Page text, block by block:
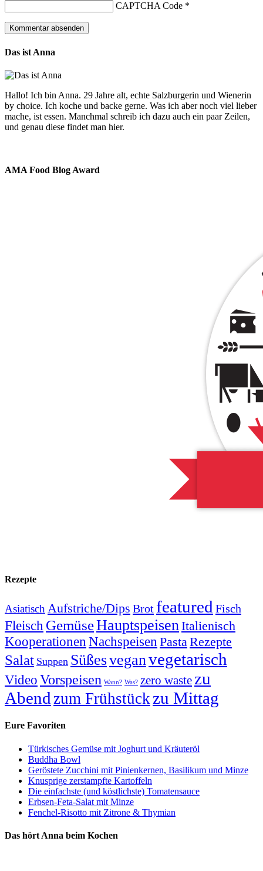
CAPTCHA Code *
Das ist Anna
Hallo! Ich bin Anna. 29 Jahre alt, echte Salzburgerin und Wienerin
by choice. Ich koche und backe gerne. Was ich aber noch viel lieber
mache, ist essen. Manchmal schreib ich dazu auch ein paar Zeilen,
und genau diese findet man hier.
AMA Food Blog Award
Rezepte
Asiatisch Aufstriche/Dips Brot featured Fisch
Fleisch GemüseHauptspeisenItalienisch
Kooperationen Nachspeisen PastaRezepte
Salat Suppen Süßesveganvegetarisch
VideoVorspeisen Wann? Was? zero waste zu
Abend zum Frühstückzu Mittag
Eure Favoriten
Türkisches Gemüse mit Joghurt und Kräuteröl
Buddha Bowl
Geröstete Zucchini mit Pinienkernen, Basilikum und Minze
Knusprige zerstampfte Kartoffeln
Die einfachste (und köstlichste) Tomatensauce
Erbsen-Feta-Salat mit Minze
Fenchel-Risotto mit Zitrone & Thymian
Das hört Anna beim Kochen